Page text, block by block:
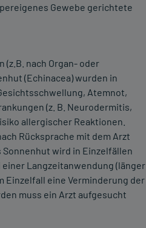
Gewebe gerichtete
nach Organ- oder
(Echinacea) wurden in
Atemnot,
(z. B. Neurodermitis,
allergischer Reaktionen.
Rücksprache mit dem Arzt
wird in Einzelfällen
Langzeitanwendung (länger
Einzelfall eine Verminderung der
muss ein Arzt aufgesucht